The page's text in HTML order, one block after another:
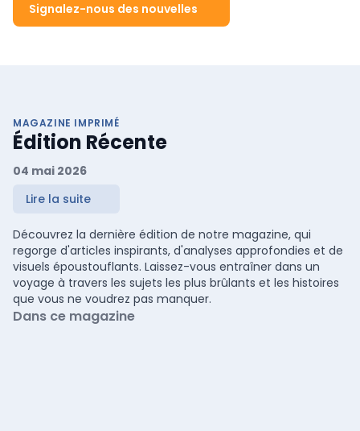
Signalez-nous des nouvelles
MAGAZINE IMPRIMÉ
Édition Récente
04 mai 2026
Lire la suite
Découvrez la dernière édition de notre magazine, qui
regorge d'articles inspirants, d'analyses approfondies et de
visuels époustouflants. Laissez-vous entraîner dans un
voyage à travers les sujets les plus brûlants et les histoires
que vous ne voudrez pas manquer.
Dans ce magazine